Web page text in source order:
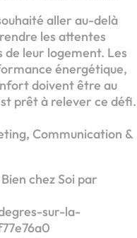
aller au-delà
les attentes
de leur logement. Les
énergétique,
doivent être au
prêt à relever ce défi.
Communication &
chez Soi par
sur-la-